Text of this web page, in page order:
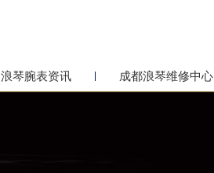
浪琴腕表资讯 成都浪琴维修中心